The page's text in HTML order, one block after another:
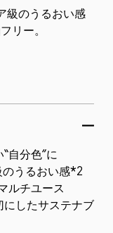
級のうるおい感
リー。
（水を含まな
自分色”に
のうるおい感*2
ルチユース
したサステナブ